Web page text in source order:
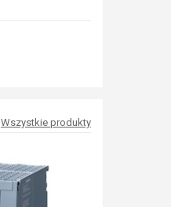
Wszystkie produkty